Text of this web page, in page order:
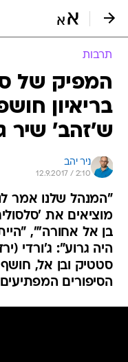
תרבות
המפיק של
בריאיון
ש'זהב' שיר
ניר יהב
12.9.2017 / 2:10
"המנהל שלנו אמר
מוציאים את
בן אל אחורה'",
היה גרוע": ג'ורדי
סטטיק ובן אל,
הסיפורים